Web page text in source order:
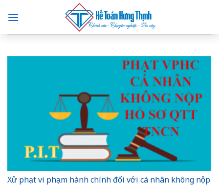
content
Xử phạt vi phạm hành chính đối với cá nhân không nộp